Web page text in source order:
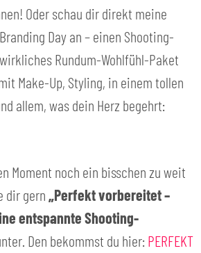
Oder schau dir direkt meine
Day an – einen Shooting-
Rundum-Wohlfühl-Paket
Make-Up, Styling, in einem tollen
allem, was dein Herz begehrt:
Moment noch ein bisschen zu weit
dir gern „Perfekt vorbereitet –
entspannte Shooting-
Den bekommst du hier: PERFEKT